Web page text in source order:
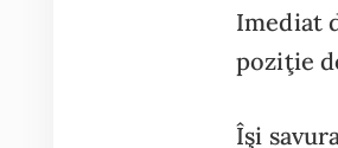
Imediat
poziţie
Îşi